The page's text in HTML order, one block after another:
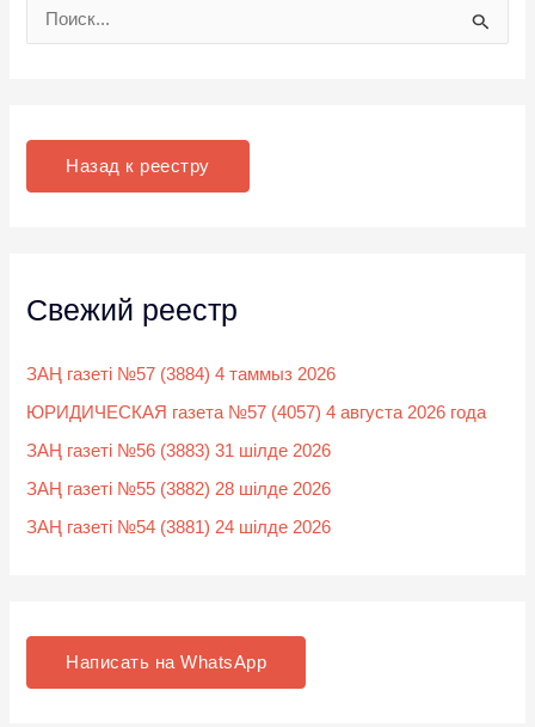
Назад к реестру
Свежий реестр
ЗАҢ газеті №57 (3884) 4 таммыз 2026
ЮРИДИЧЕСКАЯ газета №57 (4057) 4 августа 2026 года
ЗАҢ газеті №56 (3883) 31 шілде 2026
ЗАҢ газеті №55 (3882) 28 шілде 2026
ЗАҢ газеті №54 (3881) 24 шілде 2026
Написать на WhatsApp